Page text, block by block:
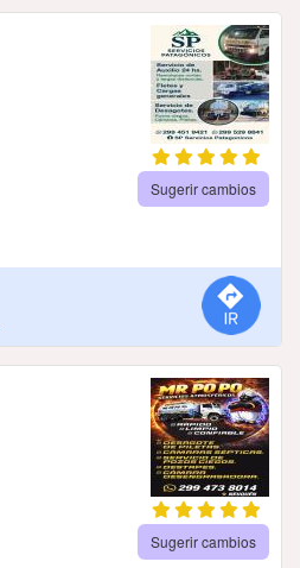
Sugerir cambios
Sugerir cambios